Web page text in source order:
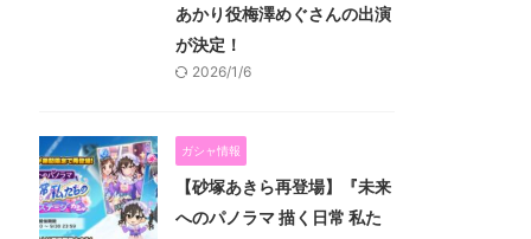
あかり役梅澤めぐさんの出演
が決定！
2026/1/6
ガシャ情報
【砂塚あきら再登場】『未来
へのパノラマ 描く日常 私た